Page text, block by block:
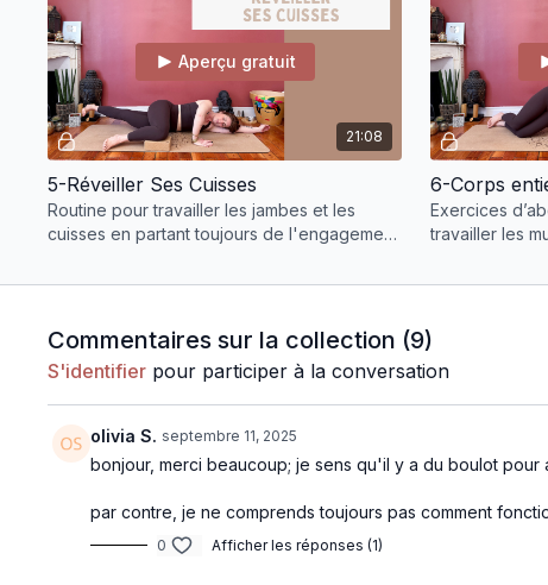
21:08
Aperçu gratuit
5-Réveiller Ses Cuisses
Routine pour travailler les jambes et les
cuisses en partant toujours de l'engagement
6-Corps
Exercices
travailler les
Commentaires sur la collection (9)
S'identifier pour participer à la conversation
olivia S. septembre 11, 2025
bonjour, merci beaucoup; je sens qu'il y a du boulot pour
par contre, je ne comprends toujours pas comment
0 Afficher les réponses (1)